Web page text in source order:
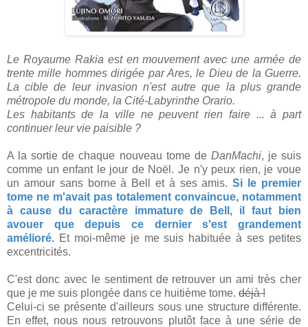
Le Royaume Rakia est en mouvement avec une armée de
trente mille hommes dirigée par Ares, le Dieu de la Guerre.
La cible de leur invasion n'est autre que la plus grande
métropole du monde, la Cité-Labyrinthe Orario.
Les habitants de la ville ne peuvent rien faire ... à part
continuer leur vie paisible ?
A la sortie de chaque nouveau tome de DanMachi, je suis
comme un enfant le jour de Noël. Je n'y peux rien, je voue
un amour sans borne à Bell et à ses amis.Si le premier
tome ne m'avait pas totalement convaincue, notamment
à cause du caractère immature de Bell, il faut bien
avouer que depuis ce dernier s'est grandement
amélioré. Et moi-même je me suis habituée à ses petites
excentricités.
C'est donc avec le sentiment de retrouver un ami très cher
que je me suis plongée dans ce huitième tome. déjà !
Celui-ci se présente d'ailleurs sous une structure différente.
En effet, nous nous retrouvons plutôt face à une série de